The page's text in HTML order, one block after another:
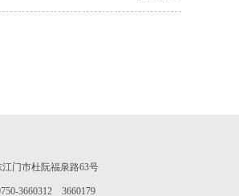
门市杜阮福泉路63号
3660312 3660179